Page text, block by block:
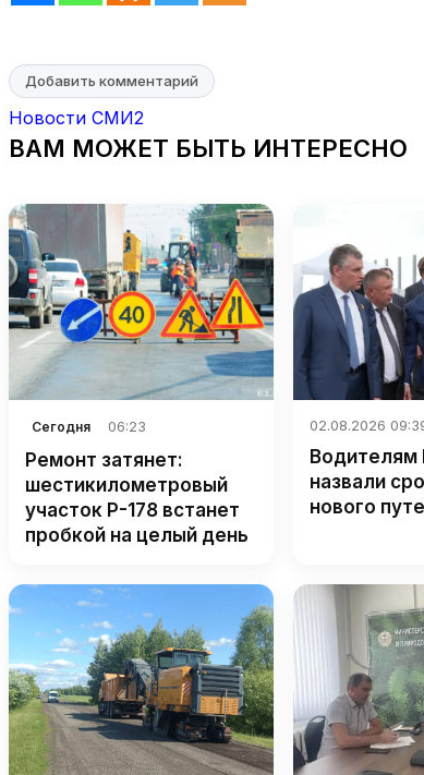
Добавить комментарий
Новости СМИ2
ВАМ МОЖЕТ БЫТЬ ИНТЕРЕСНО
Сегодня 06:23
Ремонт затянет:
шестикилометровый
участок Р-178 встанет
пробкой на целый день
02.08.2026
Водителям
назвали
нового